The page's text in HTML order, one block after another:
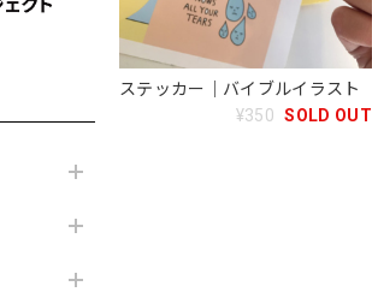
ステッカー｜バイブルイラスト
¥350 SOLD OUT